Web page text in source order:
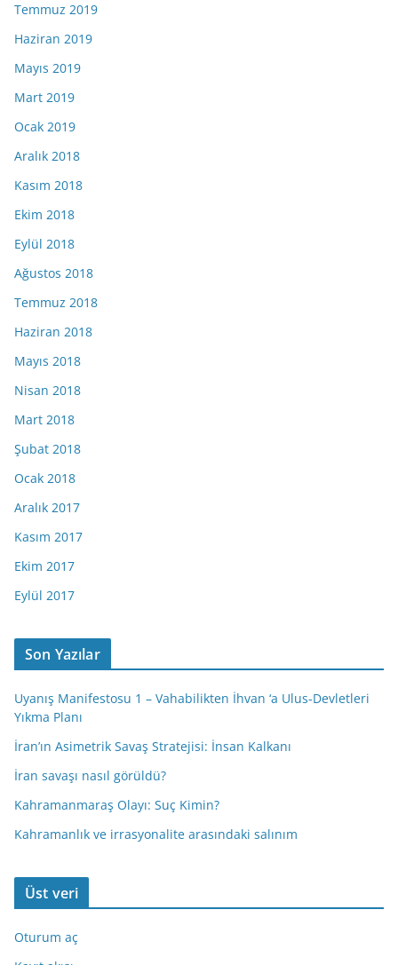
Temmuz 2019
Haziran 2019
Mayıs 2019
Mart 2019
Ocak 2019
Aralık 2018
Kasım 2018
Ekim 2018
Eylül 2018
Ağustos 2018
Temmuz 2018
Haziran 2018
Mayıs 2018
Nisan 2018
Mart 2018
Şubat 2018
Ocak 2018
Aralık 2017
Kasım 2017
Ekim 2017
Eylül 2017
Son Yazılar
Uyanış Manifestosu 1 – Vahabilikten İhvan ‘a Ulus-Devletleri
Yıkma Planı
İran’ın Asimetrik Savaş Stratejisi: İnsan Kalkanı
İran savaşı nasıl görüldü?
Kahramanmaraş Olayı: Suç Kimin?
Kahramanlık ve irrasyonalite arasındaki salınım
Üst veri
Oturum aç